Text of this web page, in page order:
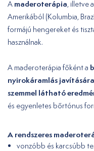
A maderoterápia , illetve
Amerikából (Kolumbia,
formájú hengereket és
használnak.
A maderoterápia főként a
nyirokáramlás javítására
szemmel látható
és egyenletes bőrtónus
A rendszeres
vonzóbb és karcsúbb